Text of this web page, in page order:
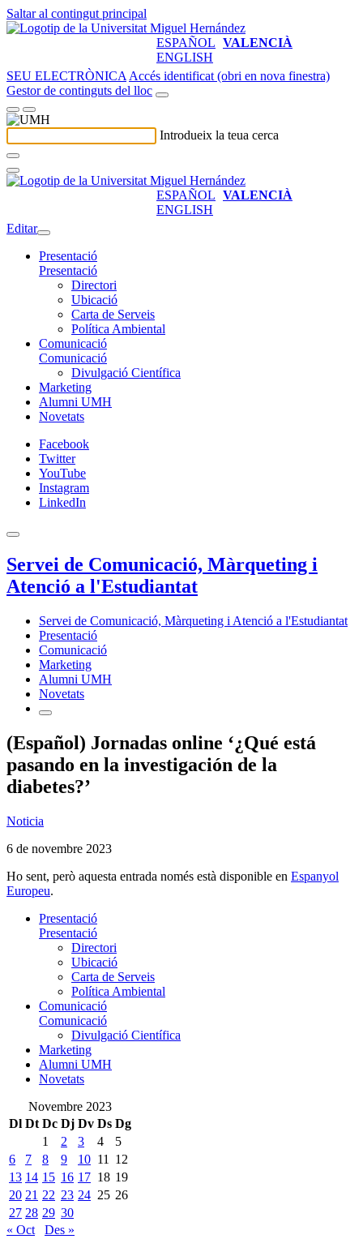
Saltar al contingut principal
ESPAÑOL VALENCIÀ
ENGLISH
SEU ELECTRÒNICA Accés identificat (obri en nova finestra)
Gestor de continguts del lloc
Introdueix la teua cerca
ESPAÑOL VALENCIÀ
ENGLISH
Editar
Presentació
Presentació
Directori
Ubicació
Carta de Serveis
Política Ambiental
Comunicació
Comunicació
Divulgació Científica
Marketing
Alumni UMH
Novetats
Facebook
Twitter
YouTube
Instagram
LinkedIn
Servei de Comunicació, Màrqueting i
Atenció a l'Estudiantat
Servei de Comunicació, Màrqueting i Atenció a l'Estudiantat
Presentació
Comunicació
Marketing
Alumni UMH
Novetats
(Español) Jornadas online ‘¿Qué está
pasando en la investigación de la
diabetes?’
Noticia
6 de novembre 2023
Ho sent, però aquesta entrada només està disponible en Espanyol
Europeu.
Presentació
Presentació
Directori
Ubicació
Carta de Serveis
Política Ambiental
Comunicació
Comunicació
Divulgació Científica
Marketing
Alumni UMH
Novetats
Novembre 2023
Dl Dt Dc Dj Dv Ds Dg
1
2 3 4
5
6
7 8 9 10 11
12
13 14 15 16 17 18 19
20 21 22 23 24 25 26
27 28 29 30
« Oct
Des »